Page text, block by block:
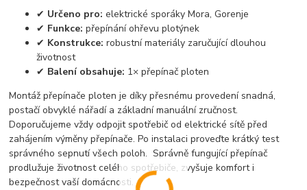
✔ Určeno pro: elektrické sporáky Mora, Gorenje
✔ Funkce: přepínání ohřevu plotýnek
✔ Konstrukce: robustní materiály zaručující dlouhou
životnost
✔ Balení obsahuje: 1× přepínač ploten
Montáž přepínače ploten je díky přesnému provedení snadná,
postačí obvyklé nářadí a základní manuální zručnost.
Doporučujeme vždy odpojit spotřebič od elektrické sítě před
zahájením výměny přepínače. Po instalaci proveďte krátký test
správného sepnutí všech poloh. Správně fungující přepínač
prodlužuje životnost celého spotřebiče, zvyšuje komfort i
bezpečnost vaší domácnosti.